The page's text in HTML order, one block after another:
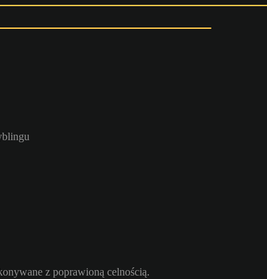
z poprawioną celnością.